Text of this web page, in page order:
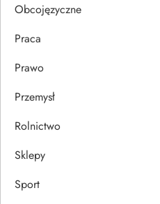
u
Obcojęzyczne
Praca
Prawo
Przemysł
Rolnictwo
Sklepy
Sport